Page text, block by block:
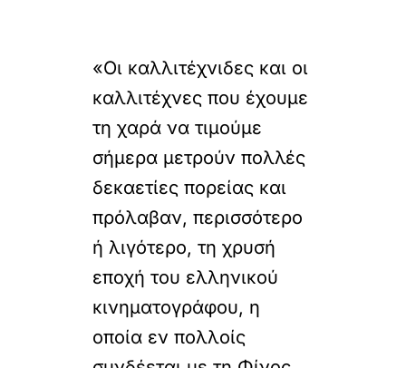
«Οι καλλιτέχνιδες και οι
καλλιτέχνες που έχουμε
τη χαρά να τιμούμε
σήμερα μετρούν πολλές
δεκαετίες πορείας και
πρόλαβαν, περισσότερο
ή λιγότερο, τη χρυσή
εποχή του ελληνικού
κινηματογράφου, η
οποία εν πολλοίς